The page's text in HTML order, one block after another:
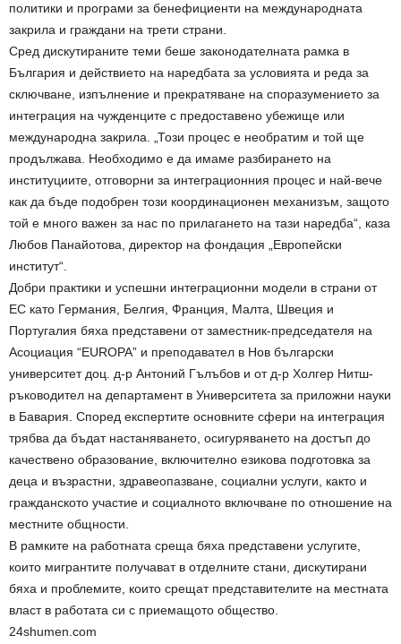
политики и програми за бенефициенти на международната
закрила и граждани на трети страни.
Сред дискутираните теми беше законодателната рамка в
България и действието на наредбата за условията и реда за
сключване, изпълнение и прекратяване на споразумението за
интеграция на чужденците с предоставено убежище или
международна закрила. „Този процес е необратим и той ще
продължава. Необходимо е да имаме разбирането на
институциите, отговорни за интеграционния процес и най-вече
как да бъде подобрен този координационен механизъм, защото
той е много важен за нас по прилагането на тази наредба“, каза
Любов Панайотова, директор на фондация „Европейски
институт“.
Добри практики и успешни интеграционни модели в страни от
ЕС като Германия, Белгия, Франция, Малта, Швеция и
Португалия бяха представени от заместник-председателя на
Асоциация “EUROPA” и преподавател в Нов български
университет доц. д-р Антоний Гълъбов и от д-р Холгер Нитш-
ръководител на департамент в Университета за приложни науки
в Бавария. Според експертите основните сфери на интеграция
трябва да бъдат настаняването, осигуряването на достъп до
качествено образование, включително езикова подготовка за
деца и възрастни, здравеопазване, социални услуги, както и
гражданското участие и социалното включване по отношение на
местните общности.
В рамките на работната среща бяха представени услугите,
които мигрантите получават в отделните стани, дискутирани
бяха и проблемите, които срещат представителите на местната
власт в работата си с приемащото общество.
24shumen.com